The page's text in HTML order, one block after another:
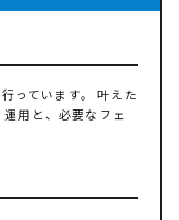
っています。 叶えた
用と、必要なフェ